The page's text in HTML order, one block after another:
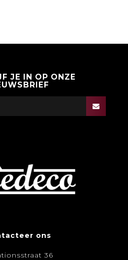
JE IN OP ONZE
ons
36